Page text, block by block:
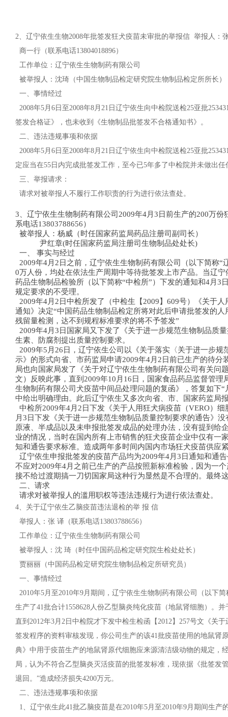
2、辽宁依生生物2008年批签发狂犬疫苗未审批的举报信 举报人：
商一行（联系电话13804018896）
工作单位：辽宁依生生物制药有限公司
被举报人：沈琦（中国生物制品检定研究院生物制品检定所所长）
一、事情经过
2008年5月6日至2008年8月21日辽宁依生向中检院送检25亚批
签发合格证》，也未收到《生物制品批签发不合格通知书》。
二、违法违规事项和依据
2008年5月6日至2008年8月21日辽宁依生向中检院送检25亚批
定应当在55日内完成批签发工作，至今已5年多了中检院并未做出
三、举报请求：
请求对被举报人不履行工作职责的行为进行依法查处。
3、辽宁依生生物制药有限公司2009年4月3日前生产的200万
系电话13803788656）
被举报人：杨威（时任国家药监局药品注册司副司长）
尹红章(时任国家药监局注册司生物制品处处长)
一、 事实与经过
2009年4月2日之前，辽宁依生生物制药有限公司（以下简称
0万人份，均处在依法生产周期中等待批签发上市产品。当辽
药品生物制品检验所（以下简称“中检所”）下发的通知和4月3
规定要求的不受理。
2009年4月2日中检所发了（中检生【2009】609号）《关于
通知》决定“中国药品生物制品检定所将对此后申请批签发的
残留量检测，达不到规程标准要求的将不予签发”
2009年4月3日国家局又下发了《关于进一步规范生物制品质
生素、防腐剂提出质量控制要求。
2009年5月26日，辽宁依生公司以《关于落实〈关于进一步
示》的形式向省、市药监局申请2009年4月2日前已生产的待
局也向国家局发了《关于对辽宁依生生物制药有限公司有关问
文）反映此事，直到2009年10月16日，国家食品药品监督管
生物制药有限公司犬疫苗中间品处理问题的复函》，答复如下
中给出明确理由。此后辽宁依生又多次向省、市、国家药监局
中检所2009年4月2日下发《关于人用狂犬病疫苗（VERO）
月3日下发《关于进一步规范生物制品质量控制要求的通告》
原液、半成品以及未申报批签发成品的处理办法，没有提到给
业的情况，当时在国内所有上市销售的狂犬疫苗企业中仅有一
知和通告要求标准。造成两年多时间内国内市场狂犬疫苗供应
辽宁依生申报批签发的疫苗产品均为2009年4月3日通知和通
不应对2009年4月之前已生产的产品按照新标准检验，因为一
接不给过渡期搞一刀切国家局这种行为显然是不合理的。最终
二、请求
请求对被举报人的滥用职权等违法违规行为进行依法查处。
4、关于辽宁依生乙脑疫苗违法退检的举 报 信
举报人：张 译（联系电话13803788656）
工作单位：辽宁依生生物制药有限公司
被举报人：沈 琦（时任中国药品检定研究院生检处处长）
贾丽丽（中国药品检定研究院生物制品检定所研究员）
一、事情经过
2010年5月至2010年9月期间，辽宁依生生物制药有限公司（以下
生产了41批合计1558628人份乙型脑炎纯化疫苗（地鼠肾细胞）。
直到2012年3月2日中检院才下发中检生检函【2012】257号文《关
签发程序的资料审核发现，你公司生产的该41批疫苗使用的地鼠肾
典》中用于疫苗生产的地鼠肾原代细胞应来源清洁级动物的规定，
局，认为不符合乙型脑炎灭活疫苗的批签发标准，现依据《批签发
退回。”造成经济损失4200万元。
二、违法违规事项和依据
1、辽宁依生此41批乙脑疫苗是在2010年5月至2010年9月期间生